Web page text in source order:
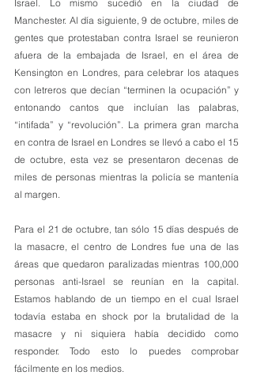
Israel. Lo mismo sucedió en la ciudad de
Manchester. Al día siguiente, 9 de octubre, miles de
gentes que protestaban contra Israel se reunieron
afuera de la embajada de Israel, en el área de
Kensington en Londres, para celebrar los ataques
con letreros que decían “terminen la ocupación” y
entonando cantos que incluían las palabras,
“intifada” y “revolución”. La primera gran marcha
en contra de Israel en Londres se llevó a cabo el 15
de octubre, esta vez se presentaron decenas de
miles de personas mientras la policía se mantenía
al margen.
Para el 21 de octubre, tan sólo 15 días después de
la masacre, el centro de Londres fue una de las
áreas que quedaron paralizadas mientras 100,000
personas anti-Israel se reunían en la capital.
Estamos hablando de un tiempo en el cual Israel
todavía estaba en shock por la brutalidad de la
masacre y ni siquiera había decidido como
responder. Todo esto lo puedes comprobar
fácilmente en los medios.